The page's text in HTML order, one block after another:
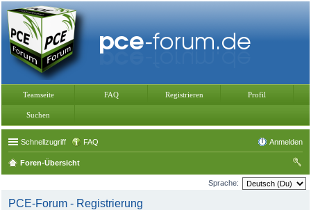
Teamseite FAQ Registrieren Profil
Suchen
Schnellzugriff FAQ Anmelden
Foren-Übersicht
uc
Sprache:
PCE-Forum - Registrierung